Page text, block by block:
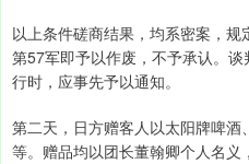
以上条件磋商结果，均系密案，规
第57军即予以作废，不予承认。
行时，应事先予以通知。
第二天，日方赠客人以太阳牌啤
等。赠品均以团长董翰卿个人名义